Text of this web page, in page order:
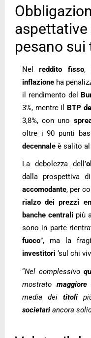
pesano
Nelreddito fisso,
inflazione ha
il rendimento del
3%, mentre il BTP
3,8%, con uno
oltre i 90 punti
decennale è salito al
La debolezza dell’
dalla prospettiva
accomodante, per
rialzo dei prezzi
banche centrali più
sono in parte
fuoco”, ma la
investitori ‘sul chi
“Nel complessivo
mostrato maggiore
media deititoli
societari ancora